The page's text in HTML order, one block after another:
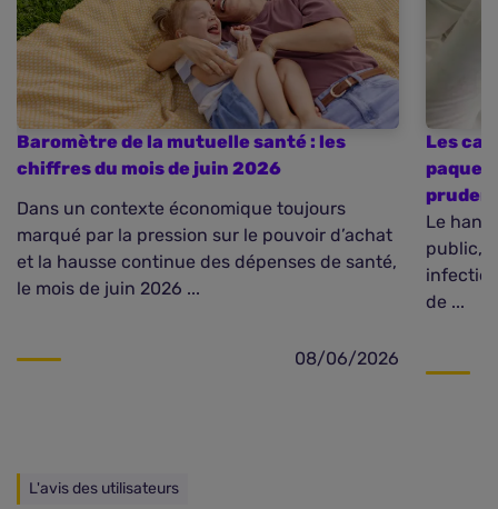
Baromètre de la mutuelle santé : les
chiffres du mois de juin 2026
Dans un contexte économique toujours
marqué par la pression sur le pouvoir d’achat
et la hausse continue des dépenses de santé,
le mois de juin 2026 ...
08/06/2026
Les
Le
public,
de ...
L'avis des utilisateurs